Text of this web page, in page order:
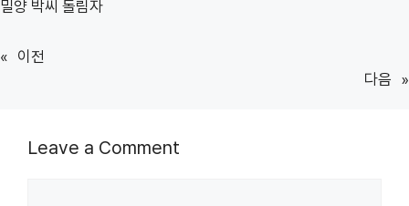
밀양 박씨 돌림자
« 이전
다음 »
Leave a Comment